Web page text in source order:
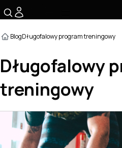
BlogDługofalowy program treningowy
Długofalowy
treningowy